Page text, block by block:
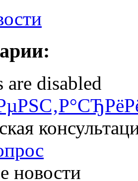
are disabled
новости